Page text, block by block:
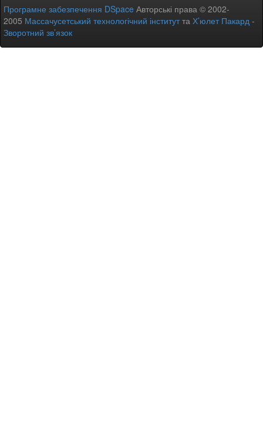
Програмне забезпечення DSpace Авторські права © 2002-
2005 Массачусетський технологічний інститутта Х’юлет Пакард -
Зворотний зв’язок